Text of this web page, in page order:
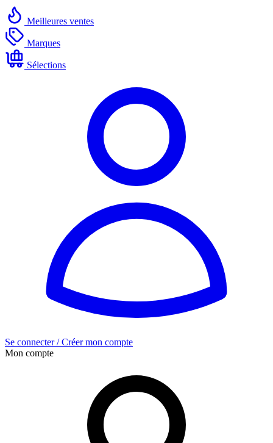
Meilleures ventes
Marques
Sélections
Se connecter / Créer mon compte
Mon compte